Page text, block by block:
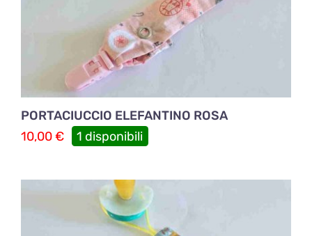
PORTACIUCCIO ELEFANTINO ROSA
10,00€ 1 disponibili